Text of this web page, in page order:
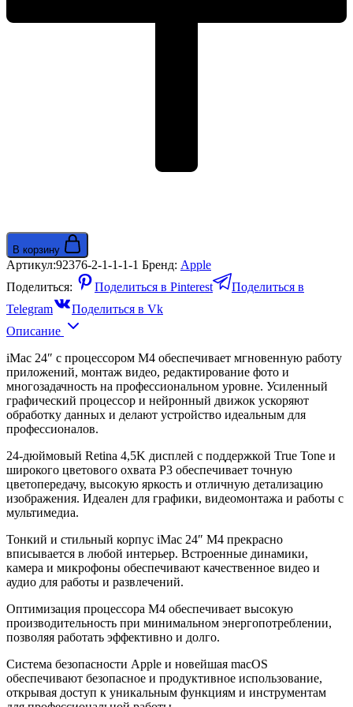
В корзину
Артикул:92376-2-1-1-1-1 Бренд: Apple
Поделиться:
Поделиться в Pinterest
Поделиться в
Telegram
Поделиться в Vk
Описание
iMac 24″ с процессором M4 обеспечивает мгновенную работу
приложений, монтаж видео, редактирование фото и
многозадачность на профессиональном уровне. Усиленный
графический процессор и нейронный движок ускоряют
обработку данных и делают устройство идеальным для
профессионалов.
24-дюймовый Retina 4,5K дисплей с поддержкой True Tone и
широкого цветового охвата P3 обеспечивает точную
цветопередачу, высокую яркость и отличную детализацию
изображения. Идеален для графики, видеомонтажа и работы с
мультимедиа.
Тонкий и стильный корпус iMac 24″ M4 прекрасно
вписывается в любой интерьер. Встроенные динамики,
камера и микрофоны обеспечивают качественное видео и
аудио для работы и развлечений.
Оптимизация процессора M4 обеспечивает высокую
производительность при минимальном энергопотреблении,
позволяя работать эффективно и долго.
Система безопасности Apple и новейшая macOS
обеспечивают безопасное и продуктивное использование,
открывая доступ к уникальным функциям и инструментам